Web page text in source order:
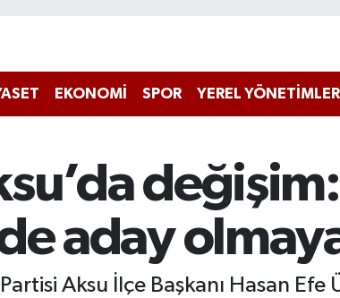
EKONOMİ SPOR YEREL YÖNETİMLER
aday
Aksu İlçe Başkanı Hasan